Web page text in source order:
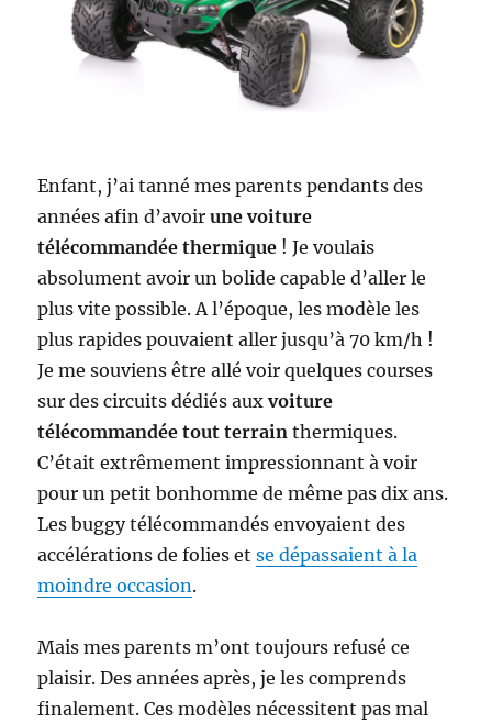
Enfant, j’ai tanné mes parents pendants des
années afin d’avoirune voiture
télécommandée thermique ! Je voulais
absolument avoir un bolide capable d’aller le
plus vite possible. A l’époque, les modèle les
plus rapides pouvaient aller jusqu’à 70 km/h !
Je me souviens être allé voir quelques courses
sur des circuits dédiés auxvoiture
télécommandée tout terrain thermiques.
C’était extrêmement impressionnant à voir
pour un petit bonhomme de même pas dix ans.
Les buggy télécommandés envoyaient des
accélérations de folies etse dépassaient à la
moindre occasion.
Mais mes parents m’ont toujours refusé ce
plaisir. Des années après, je les comprends
finalement. Ces modèles nécessitent pas mal